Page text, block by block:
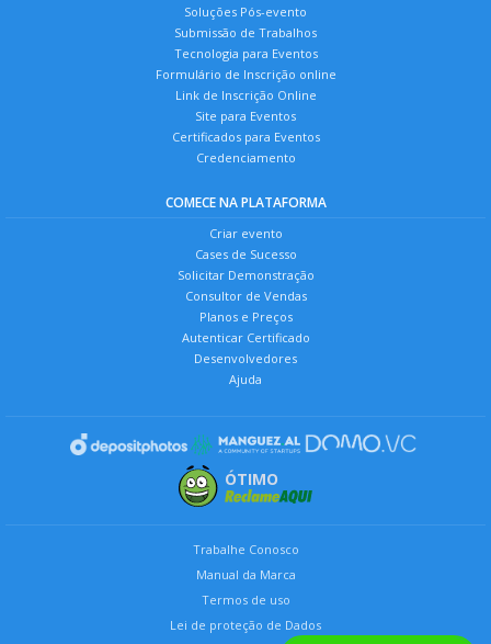
Soluções Pós-evento
Submissão de Trabalhos
Tecnologia para Eventos
Formulário de Inscrição online
Link de Inscrição Online
Site para Eventos
Certificados para Eventos
Credenciamento
COMECE NA PLATAFORMA
Criar evento
Cases de Sucesso
Solicitar Demonstração
Consultor de Vendas
Planos e Preços
Autenticar Certificado
Desenvolvedores
Ajuda
ÓTIMO
Trabalhe Conosco
Manual da Marca
Termos de uso
Lei de proteção de Dados